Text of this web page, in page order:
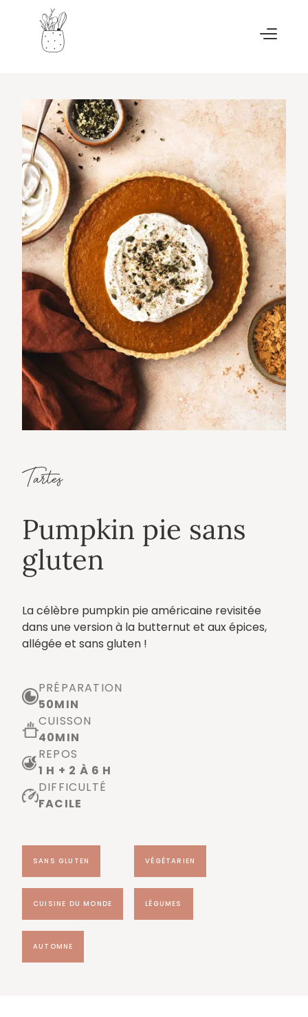
Tartes
Pumpkin pie sans
gluten
La célèbre pumpkin pie américaine revisitée
dans une version à la butternut et aux épices,
allégée et sans gluten !
PRÉPARATION
50MIN
CUISSON
40MIN
REPOS
1 H + 2 À 6 H
DIFFICULTÉ
FACILE
SANS GLUTEN VÉGÉTARIEN
CUISINE DU MONDE LÉGUMES
AUTOMNE